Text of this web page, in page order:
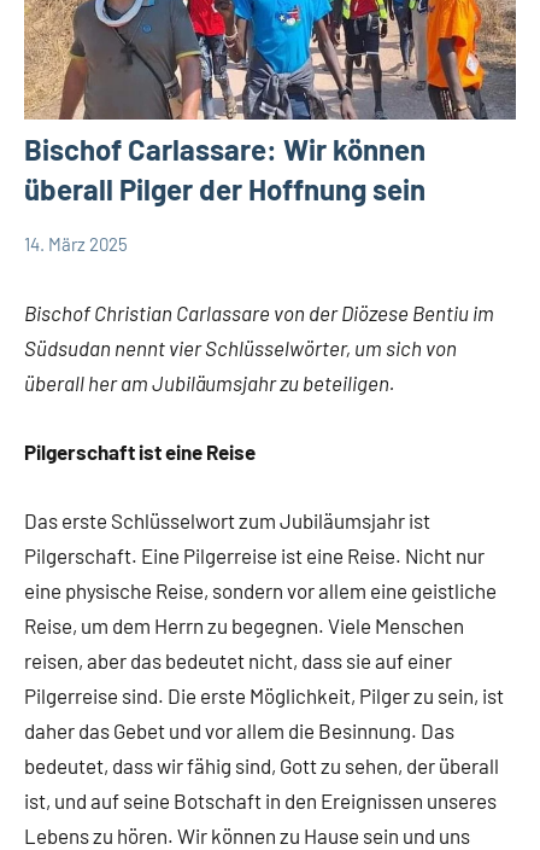
Bischof Carlassare: Wir können
überall Pilger der Hoffnung sein
14. März 2025
Bischof Christian Carlassare von der Diözese Bentiu im
Südsudan nennt vier Schlüsselwörter, um sich von
überall her am Jubiläumsjahr zu beteiligen.
Pilgerschaft ist eine Reise
Das erste Schlüsselwort zum Jubiläumsjahr ist
Pilgerschaft. Eine Pilgerreise ist eine Reise. Nicht nur
eine physische Reise, sondern vor allem eine geistliche
Reise, um dem Herrn zu begegnen. Viele Menschen
reisen, aber das bedeutet nicht, dass sie auf einer
Pilgerreise sind. Die erste Möglichkeit, Pilger zu sein, ist
daher das Gebet und vor allem die Besinnung. Das
bedeutet, dass wir fähig sind, Gott zu sehen, der überall
ist, und auf seine Botschaft in den Ereignissen unseres
Lebens zu hören. Wir können zu Hause sein und uns